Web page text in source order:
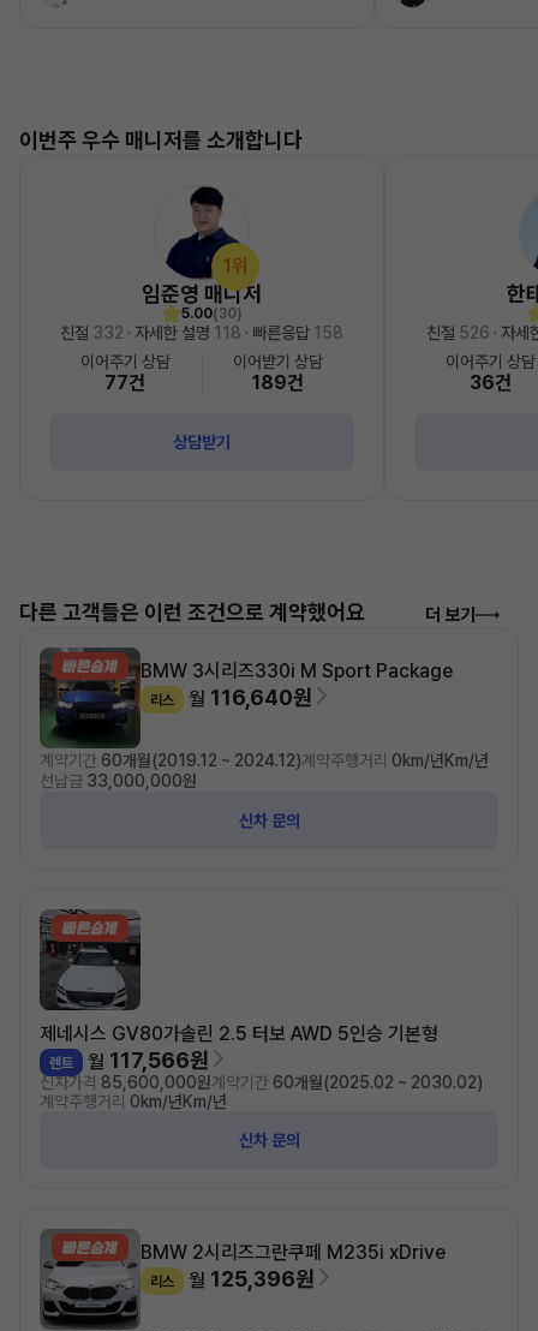
이번주 우수 매니저를 소개합니다
1위
임준영 매니저
5.00(30)
친절 332 · 자세한 설명 118 · 빠른응답 158
이어주기 상담
77건
이어받기 상담
189건
상담받기
한
친절 526 · 자세
이어주기 상담
36건
다른 고객들은 이런 조건으로 계약했어요 더 보기
BMW 3시리즈330i M Sport Package
리스 월 116,640원
계약기간 60개월(2019.12 ~ 2024.12)계약주행거리 0km/년Km/년
선납금 33,000,000원
신차 문의
제네시스 GV80가솔린 2.5 터보 AWD 5인승 기본형
렌트 월 117,566원
신차가격 85,600,000원계약기간 60개월(2025.02 ~ 2030.02)
계약주행거리 0km/년Km/년
신차 문의
BMW 2시리즈그란쿠페 M235i xDrive
리스 월 125,396원